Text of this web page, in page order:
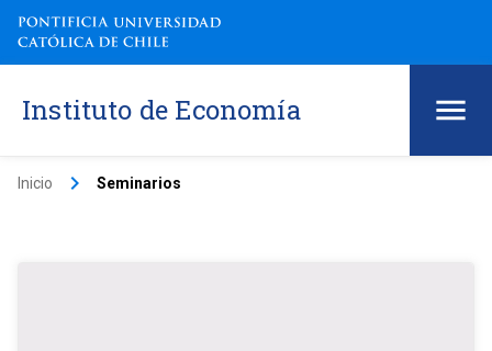
Instituto de Economía
Inicio keyboard_arrow_right Seminarios